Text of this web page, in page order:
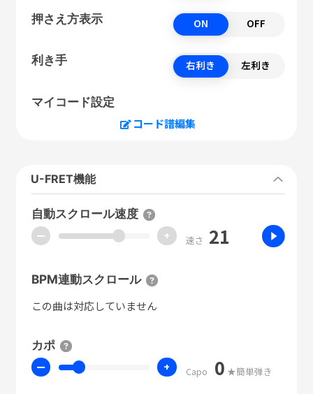
押さえ方表示 ON OFF
利き手 右利き 左利き
マイコード設定
コード譜編集
U-FRET機能
自動スクロール速度
ー + 速さ 21
BPM連動スクロール
この曲は対応していません
カポ
ー + Capo 0 ★簡単弾き